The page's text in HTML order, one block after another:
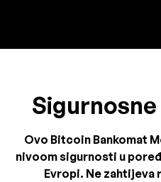
Ovo Bitcoin Bankomat
nivoom sigurnosti u
Evropi. Ne